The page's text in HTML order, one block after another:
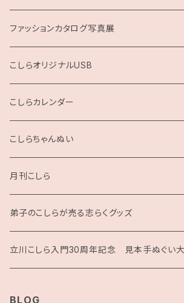
ファッションカタログ写真展
展示用A4サイズ
2L版
こしらオリジナルUSB
こしらカレンダー
2025
こしらちゃんぬい
月刊こしら
月刊こしら用ファイル
月刊こしらバックナンバーセット（紙版）
弟子のこしらが売る志らくグッズ
立川こしら入門30周年記念 見本手ぬぐい
BLOG